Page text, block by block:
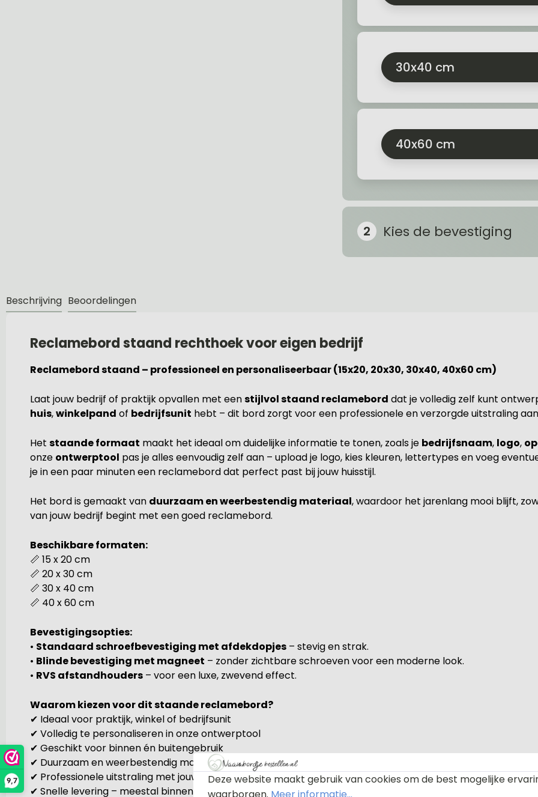
9,7
30x40 cm
40x60 cm
Kies de bevestiging
Beschrijving Beoordelingen
Reclamebord staand rechthoek voor eigen bedrijf
Reclamebord staand – professioneel en personaliseerbaar (15x20, 20x30, 30x40, 40x60 cm)
Laat jouw bedrijf of praktijk opvallen met eenstijlvol staand reclamebord dat je volledig zelf kunt
huis,winkelpand of bedrijfsunit hebt – dit bord zorgt voor een professionele en verzorgde uitstraling
Het staande formaat maakt het ideaal om duidelijke informatie te tonen, zoals je bedrijfsnaam, logo,
onze ontwerptool pas je alles eenvoudig zelf aan – upload je logo, kies kleuren, lettertypes en voeg
je in een paar minuten een reclamebord dat perfect past bij jouw huisstijl.
Het bord is gemaakt van duurzaam en weerbestendig materiaal, waardoor het jarenlang mooi blijft,
van jouw bedrijf begint met een goed reclamebord.
Beschikbare formaten:
📏 15 x 20 cm
📏 20 x 30 cm
📏 30 x 40 cm
📏 40 x 60 cm
Bevestigingsopties:
• Standaard schroefbevestiging met afdekdopjes – stevig en strak.
• Blinde bevestiging met magneet – zonder zichtbare schroeven voor een moderne look.
• RVS afstandhouders – voor een luxe, zwevend effect.
Waarom kiezen voor dit staande reclamebord?
✔ Ideaal voor praktijk, winkel of bedrijfsunit
✔ Volledig te personaliseren in onze ontwerptool
✔ Geschikt voor binnen én buitengebruik
✔ Duurzaam en weerbestendig materiaal
✔ Professionele uitstraling met jouw eigen logo of tekst
✔ Snelle levering – meestal binnen 24 uur verzonden
Deze website maakt gebruik van cookies om de best mogelijke
waarborgen. Meer informatie...